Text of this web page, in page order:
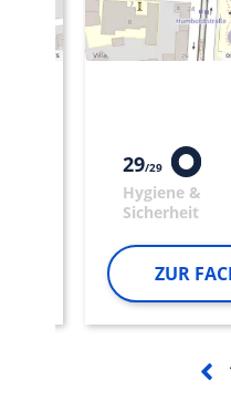
29 29
Hygiene &
Sicherheit
ZUR